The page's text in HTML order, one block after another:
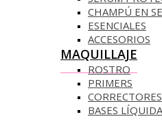
CHAMPÚ EN
ESENCIALES
ACCESORIOS
MAQUILLAJE
ROSTRO
PRIMERS
CORRECTORES
BASES